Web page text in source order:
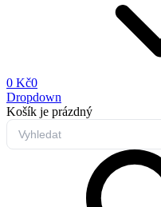
0 Kč0
Dropdown
Košík je prázdný